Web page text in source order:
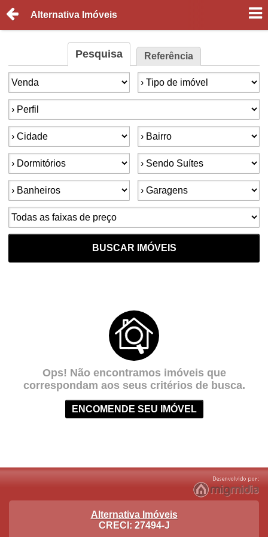
Alternativa Imóveis
Pesquisa Referência
Finalidade: Tipo de imóvel:
Perfil:
Cidade: Bairro:
Dormitórios: Suítes:
Banheiros: Garagens:
Faixa de preço:
BUSCAR IMÓVEIS
Ops! Não encontramos imóveis que
correspondam aos seus critérios de busca.
ENCOMENDE SEU IMÓVEL
Alternativa Imóveis
CRECI: 27494-J